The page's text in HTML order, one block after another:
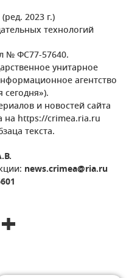
2023 г.)
технологий
№ ФС77-57640.
унитарное
агентство
и новостей сайта
на https://crimea.ria.ru
текста.
news.crimea@ria.ru